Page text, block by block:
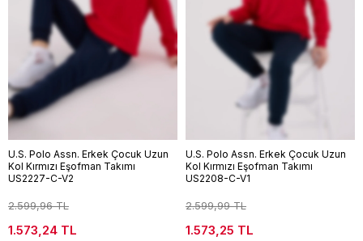
U.S. Polo Assn. Erkek Çocuk Uzun
Kol Kırmızı Eşofman Takımı
US2227-C-V2
2.599,96 TL
1.573,24 TL
U.S. Polo Assn. Erkek Çocuk Uzun
Kol Kırmızı Eşofman Takımı
US2208-C-V1
2.599,99 TL
1.573,25 TL